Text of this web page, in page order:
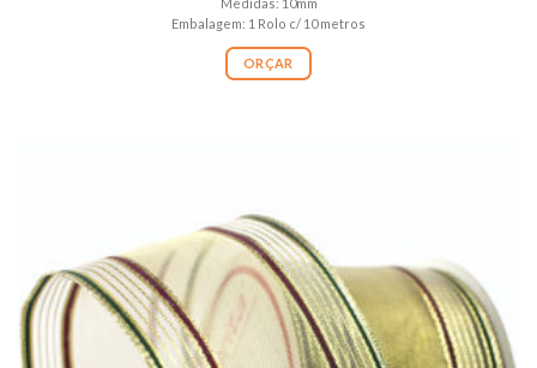
Embalagem: 1 Rolo c/ 10 metros
ORÇAR